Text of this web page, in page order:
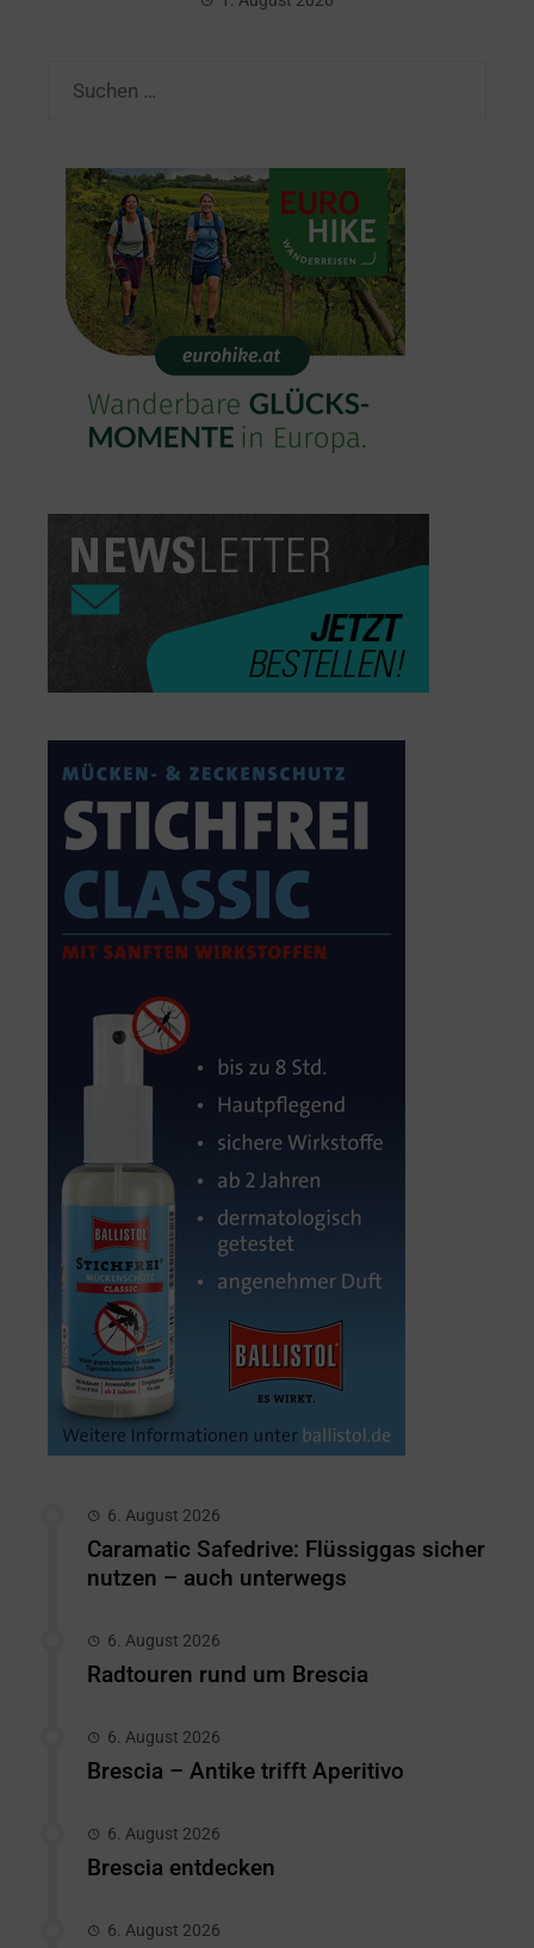
6. August 2026
Caramatic Safedrive: Flüssiggas sicher
nutzen – auch unterwegs
6. August 2026
Radtouren rund um Brescia
6. August 2026
Brescia – Antike trifft Aperitivo
6. August 2026
Brescia entdecken
6. August 2026